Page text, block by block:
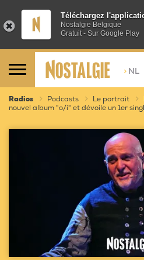
Téléchargez
Nostalgie Belgique
Gratuit - Sur Google Play
> NL
Radios Podcasts Le portrait
nouvel album "o/i" et dévoile un 1er